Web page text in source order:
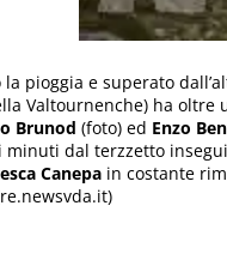
pioggia e superato
Valtournenche) ha oltre
Brunod (foto) ed Enzo
dal terzzetto
Canepa in costante